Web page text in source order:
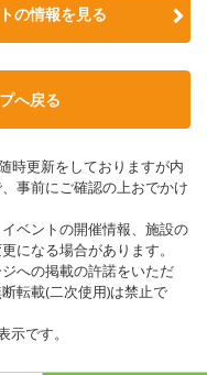
の情報を見る
へ戻る
時更新をしておりますが内
事前にご確認の上おでかけ
ベントの開催情報、施設の
になる場合があります。
への掲載の許諾をいただ
転載(二次使用)は禁止で
です。